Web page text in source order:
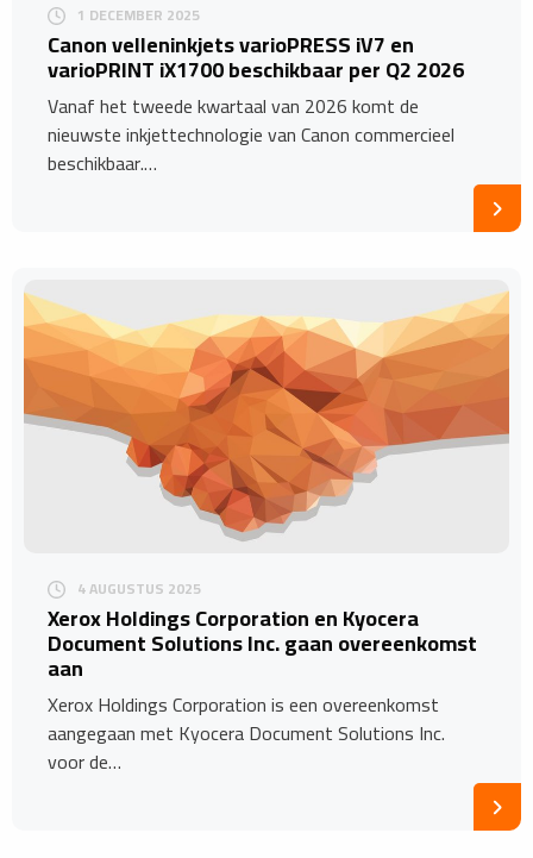
1 DECEMBER 2025
​Canon velleninkjets varioPRESS iV7 en
varioPRINT iX1700 beschikbaar per Q2 2026
Vanaf het tweede kwartaal van 2026 komt de
nieuwste inkjettechnologie van Canon commercieel
beschikbaar.…
4 AUGUSTUS 2025
​Xerox Holdings Corporation en Kyocera
Document Solutions Inc. gaan overeenkomst
aan
Xerox Holdings Corporation is een overeenkomst
aangegaan met Kyocera Document Solutions Inc.
voor de…